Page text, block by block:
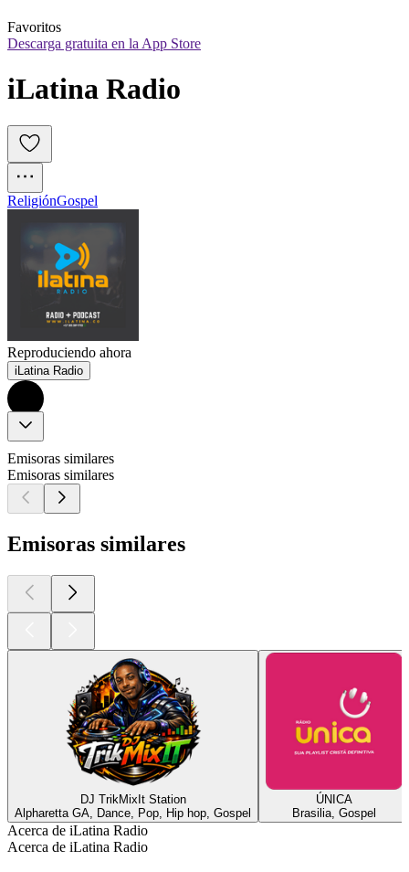
Favoritos
Descarga gratuita en la App Store
iLatina Radio
ReligiónGospel
Reproduciendo ahora
iLatina Radio
Emisoras similares
Emisoras similares
Emisoras similares
DJ TrikMixIt Station
Alpharetta GA, Dance, Pop, Hip hop, Gospel
ÚNICA
Brasilia, Gospel
Acerca de iLatina Radio
Acerca de iLatina Radio